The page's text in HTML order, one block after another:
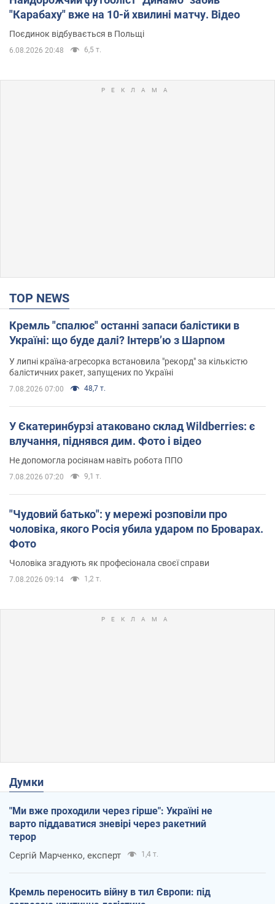
"Карабаху" вже на 10-й хвилині матчу. Відео
Поєдинок відбувається в Польщі
6.08.2026 20:48 6,5 т.
TOP NEWS
Кремль "спалює" останні запаси балістики в
Україні: що буде далі? Інтерв’ю з Шарпом
У липні країна-агресорка встановила "рекорд" за кількістю
балістичних ракет, запущених по Україні
7.08.2026 07:00 48,7 т.
У Єкатеринбурзі атаковано склад Wildberries: є
влучання, піднявся дим. Фото і відео
Не допомогла росіянам навіть робота ППО
7.08.2026 07:20 9,1 т.
"Чудовий батько": у мережі розповіли про
чоловіка, якого Росія убила ударом по Броварах.
Фото
Чоловіка згадують як професіонала своєї справи
7.08.2026 09:14 1,2 т.
Думки
"Ми вже проходили через гірше": Україні не
варто піддаватися зневірі через ракетний
терор
Сергій Марченко, експерт 1,4 т.
Кремль переносить війну в тил Європи: під